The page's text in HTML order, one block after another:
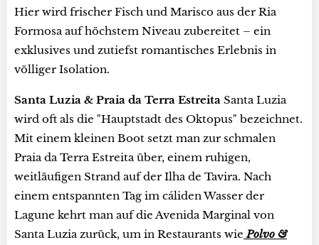
Hier wird frischer Fisch und Marisco aus der Ria
Formosa auf höchstem Niveau zubereitet – ein
exklusives und zutiefst romantisches Erlebnis in
völliger Isolation.
Santa Luzia & Praia da Terra Estreita Santa Luzia
wird oft als die "Hauptstadt des Oktopus" bezeichnet.
Mit einem kleinen Boot setzt man zur schmalen
Praia da Terra Estreita über, einem ruhigen,
weitläufigen Strand auf der Ilha de Tavira. Nach
einem entspannten Tag im cáliden Wasser der
Lagune kehrt man auf die Avenida Marginal von
Santa Luzia zurück, um in Restaurants wie Polvo &